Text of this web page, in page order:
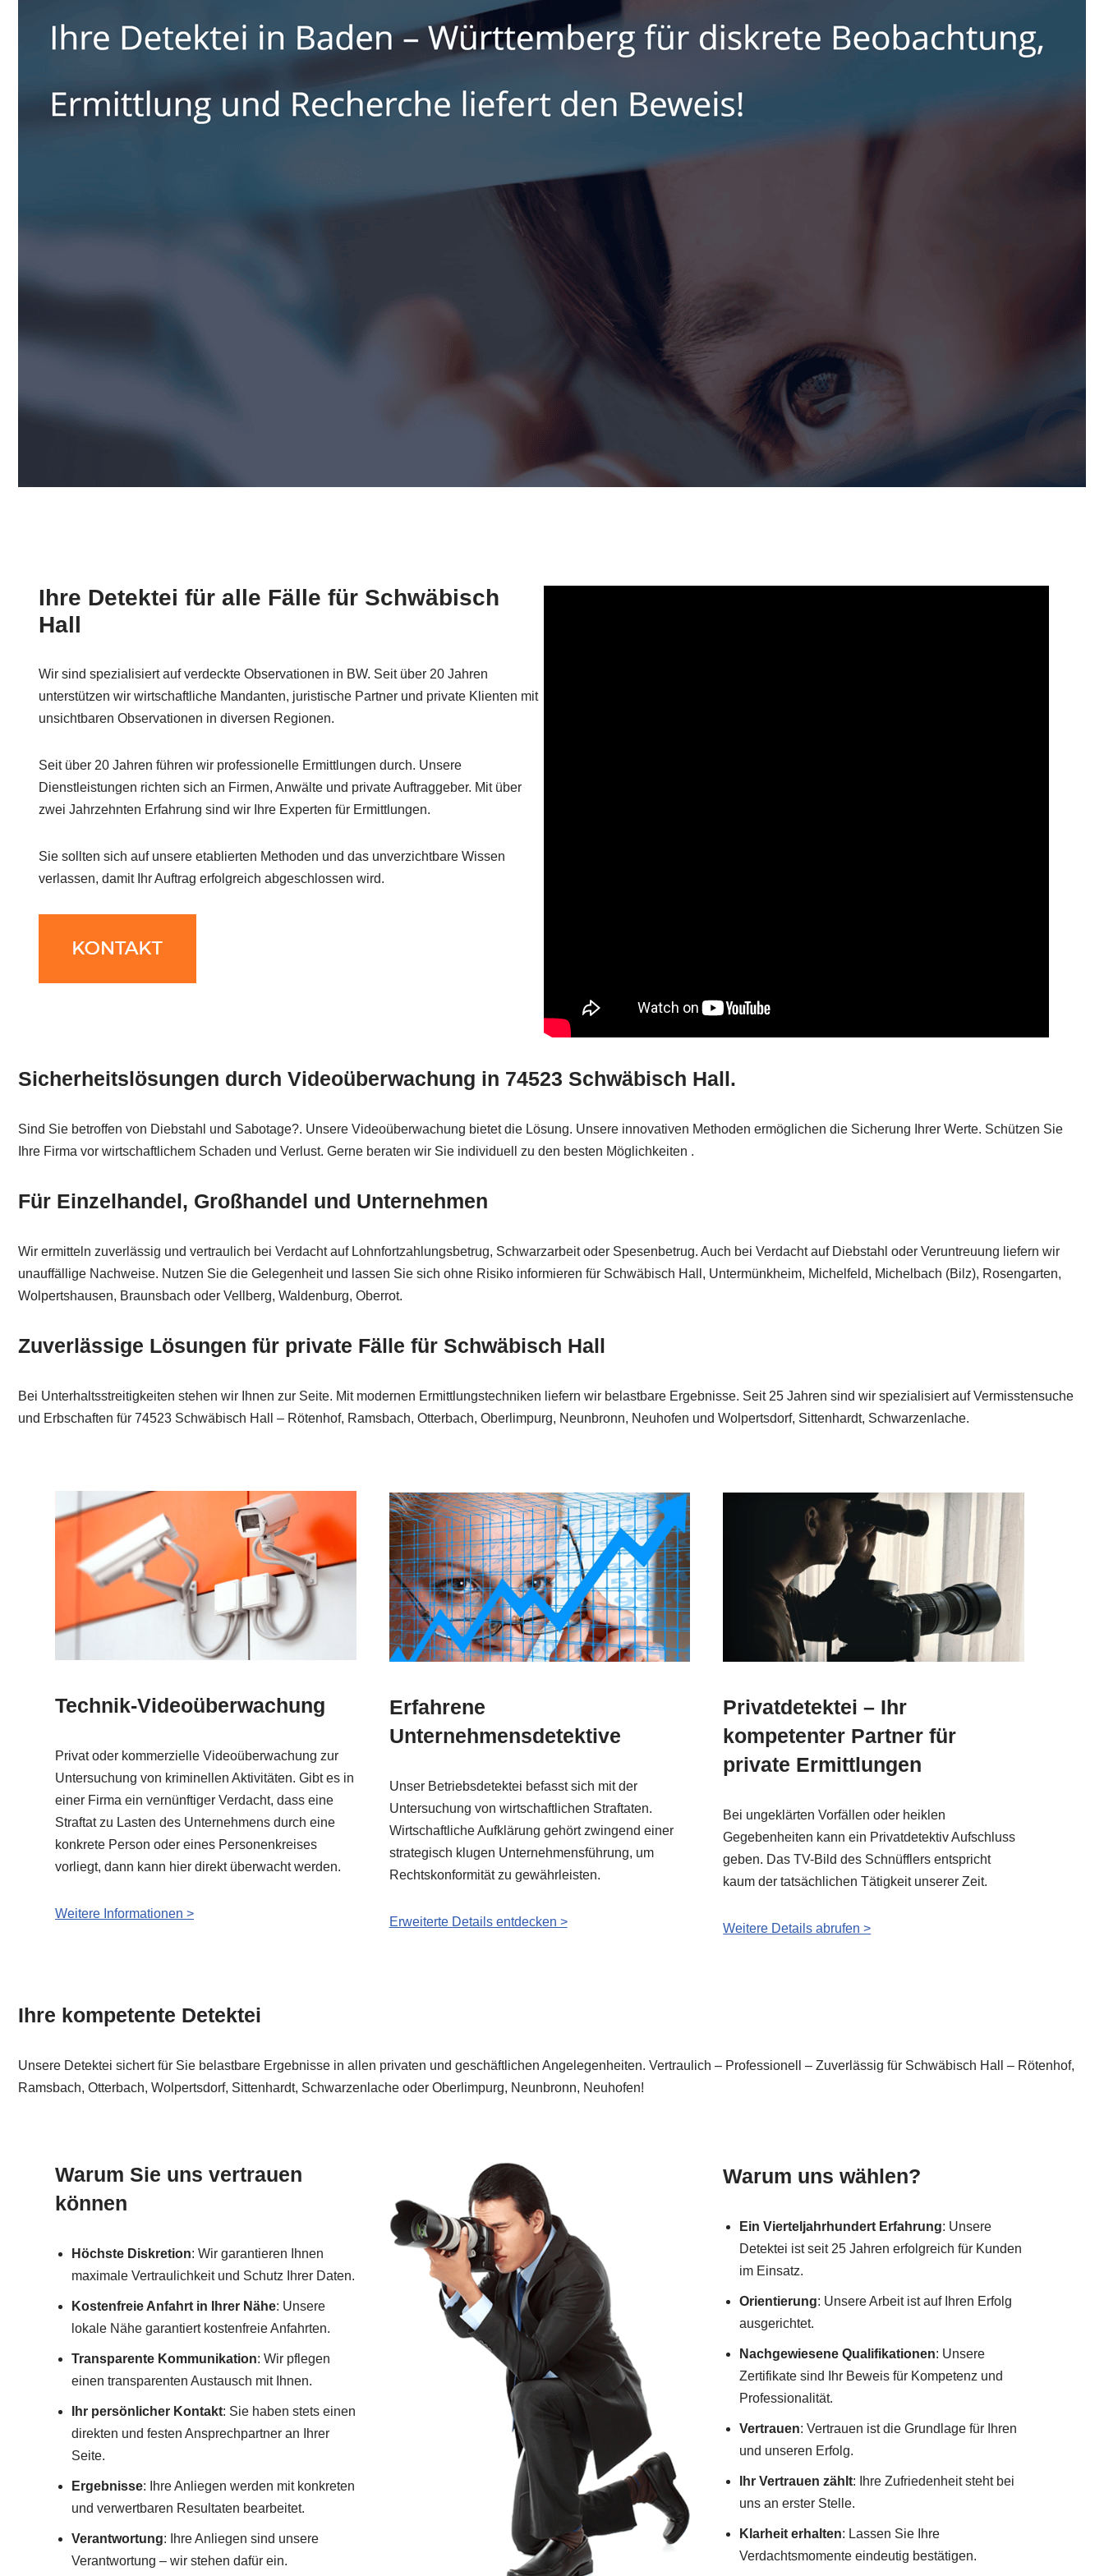
Ihre Detektei für alle Fälle für Schwäbisch
Hall
Wir sind spezialisiert auf verdeckte Observationen in BW. Seit über 20 Jahren
unterstützen wir wirtschaftliche Mandanten, juristische Partner und private Klienten mit
unsichtbaren Observationen in diversen Regionen.
Seit über 20 Jahren führen wir professionelle Ermittlungen durch. Unsere
Dienstleistungen richten sich an Firmen, Anwälte und private Auftraggeber. Mit über
zwei Jahrzehnten Erfahrung sind wir Ihre Experten für Ermittlungen.
Sie sollten sich auf unsere etablierten Methoden und das unverzichtbare Wissen
verlassen, damit Ihr Auftrag erfolgreich abgeschlossen wird.
Sicherheitslösungen durch Videoüberwachung in 74523 Schwäbisch Hall.
Sind Sie betroffen von Diebstahl und Sabotage?. Unsere Videoüberwachung bietet die Lösung. Unsere innovativen Methoden ermöglichen die Sicherung Ihrer Werte. Schützen Sie
Ihre Firma vor wirtschaftlichem Schaden und Verlust. Gerne beraten wir Sie individuell zu den besten Möglichkeiten .
Für Einzelhandel, Großhandel und Unternehmen
Wir ermitteln zuverlässig und vertraulich bei Verdacht auf Lohnfortzahlungsbetrug, Schwarzarbeit oder Spesenbetrug. Auch bei Verdacht auf Diebstahl oder Veruntreuung liefern wir
unauffällige Nachweise. Nutzen Sie die Gelegenheit und lassen Sie sich ohne Risiko informieren für Schwäbisch Hall, Untermünkheim, Michelfeld, Michelbach (Bilz), Rosengarten,
Wolpertshausen, Braunsbach oder Vellberg, Waldenburg, Oberrot.
Zuverlässige Lösungen für private Fälle für Schwäbisch Hall
Bei Unterhaltsstreitigkeiten stehen wir Ihnen zur Seite. Mit modernen Ermittlungstechniken liefern wir belastbare Ergebnisse. Seit 25 Jahren sind wir spezialisiert auf Vermisstensuche
und Erbschaften für 74523 Schwäbisch Hall – Rötenhof, Ramsbach, Otterbach, Oberlimpurg, Neunbronn, Neuhofen und Wolpertsdorf, Sittenhardt, Schwarzenlache.
Technik-Videoüberwachung
Privat oder kommerzielle Videoüberwachung zur
Untersuchung von kriminellen Aktivitäten. Gibt es in
einer Firma ein vernünftiger Verdacht, dass eine
Straftat zu Lasten des Unternehmens durch eine
konkrete Person oder eines Personenkreises
vorliegt, dann kann hier direkt überwacht werden.
Weitere Informationen >
Erfahrene
Unternehmensdetektive
Unser Betriebsdetektei befasst sich mit der
Untersuchung von wirtschaftlichen Straftaten.
Wirtschaftliche Aufklärung gehört zwingend einer
strategisch klugen Unternehmensführung, um
Rechtskonformität zu gewährleisten.
Erweiterte Details entdecken >
Privatdetektei – Ihr
kompetenter Partner für
private Ermittlungen
Bei ungeklärten Vorfällen oder heiklen
Gegebenheiten kann ein Privatdetektiv Aufschluss
geben. Das TV-Bild des Schnüfflers entspricht
kaum der tatsächlichen Tätigkeit unserer Zeit.
Weitere Details abrufen >
Ihre kompetente Detektei
Unsere Detektei sichert für Sie belastbare Ergebnisse in allen privaten und geschäftlichen Angelegenheiten. Vertraulich – Professionell – Zuverlässig für Schwäbisch Hall – Rötenhof,
Ramsbach, Otterbach, Wolpertsdorf, Sittenhardt, Schwarzenlache oder Oberlimpurg, Neunbronn, Neuhofen!
Warum Sie uns vertrauen
können
Höchste Diskretion: Wir garantieren Ihnen
maximale Vertraulichkeit und Schutz Ihrer Daten.
Kostenfreie Anfahrt in Ihrer Nähe: Unsere
lokale Nähe garantiert kostenfreie Anfahrten.
Transparente Kommunikation: Wir pflegen
einen transparenten Austausch mit Ihnen.
Ihr persönlicher Kontakt: Sie haben stets einen
direkten und festen Ansprechpartner an Ihrer
Seite.
Ergebnisse: Ihre Anliegen werden mit konkreten
und verwertbaren Resultaten bearbeitet.
Verantwortung: Ihre Anliegen sind unsere
Verantwortung – wir stehen dafür ein.
Warum uns wählen?
Ein Vierteljahrhundert Erfahrung: Unsere
Detektei ist seit 25 Jahren erfolgreich für Kunden
im Einsatz.
Orientierung: Unsere Arbeit ist auf Ihren Erfolg
ausgerichtet.
Nachgewiesene Qualifikationen: Unsere
Zertifikate sind Ihr Beweis für Kompetenz und
Professionalität.
Vertrauen: Vertrauen ist die Grundlage für Ihren
und unseren Erfolg.
Ihr Vertrauen zählt: Ihre Zufriedenheit steht bei
uns an erster Stelle.
Klarheit erhalten: Lassen Sie Ihre
Verdachtsmomente eindeutig bestätigen.